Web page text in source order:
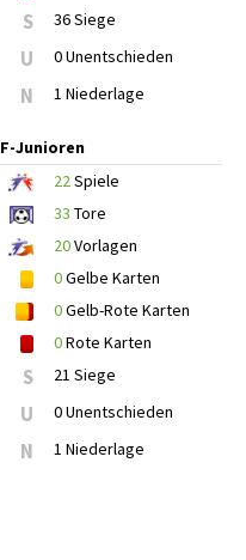
S 36 Siege
U 0 Unentschieden
N 1 Niederlage
F-Junioren
22Spiele
33 Tore
20Vorlagen
0Gelbe Karten
0Gelb-Rote Karten
0Rote Karten
S 21 Siege
U 0 Unentschieden
N 1 Niederlage